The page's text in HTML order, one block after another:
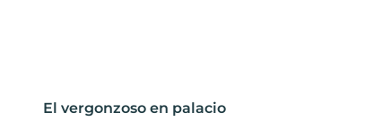
El vergonzoso en palacio